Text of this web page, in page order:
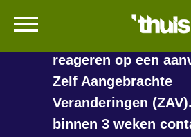
Naar hoofdinhoud
Naar hoofdnavigatiemenu
Naar zoeken
Naar de
Ga naar Hoofd
langer duren voordat
reageren op een
Zelf Aangebrachte
Veranderingen
binnen 3 weken